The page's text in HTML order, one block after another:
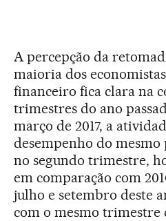
A percepção da
maioria dos
financeiro fica clara na
trimestres do ano
março de 2017, a
desempenho do mesmo
no segundo trimestre,
em comparação com
julho e setembro deste
com o mesmo trimestre